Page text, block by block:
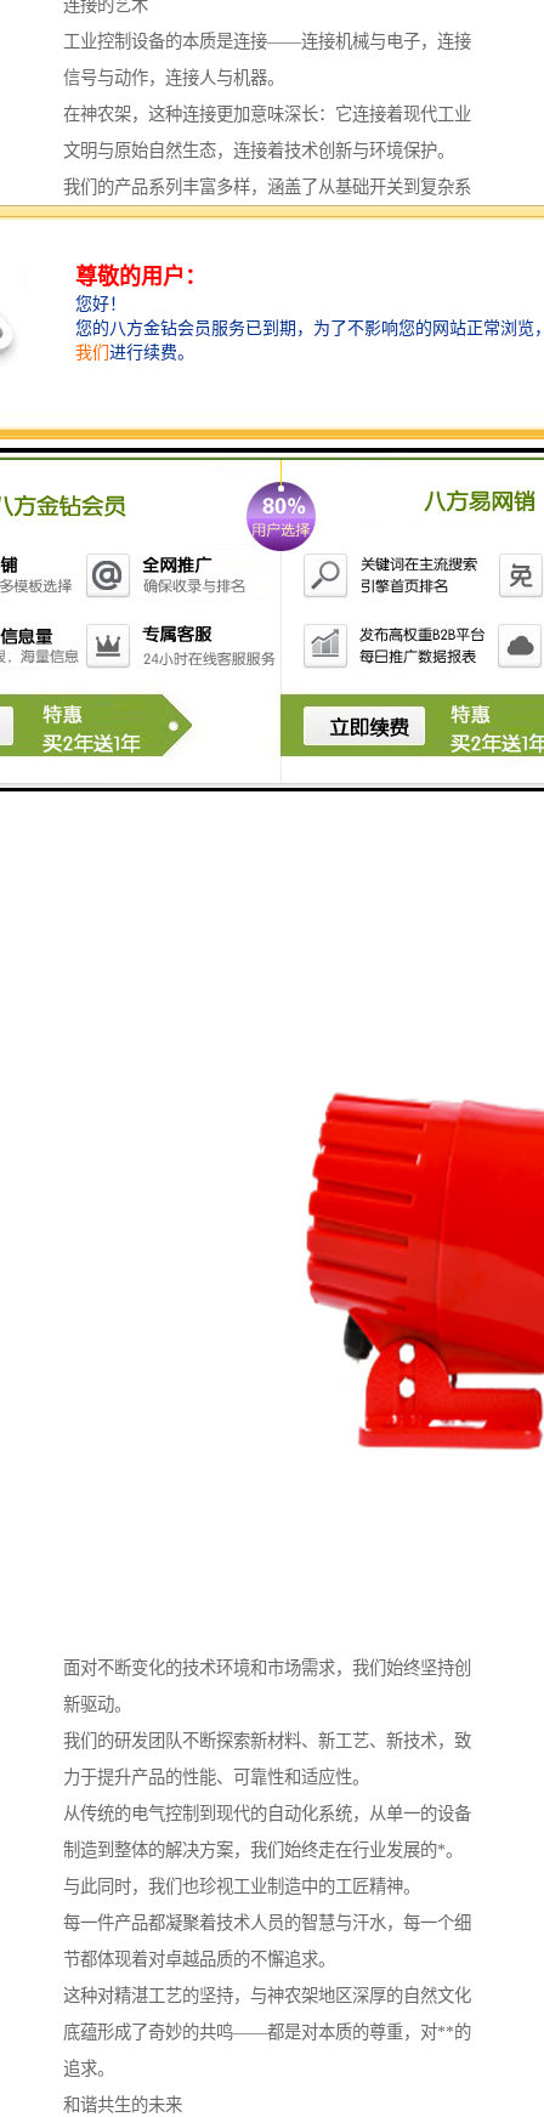
连接的艺术
工业控制设备的本质是连接——连接机械与电子，连接
信号与动作，连接人与机器。
在神农架，这种连接更加意味深长：它连接着现代工业
文明与原始自然生态，连接着技术创新与环境保护。
我们的产品系列丰富多样，涵盖了从基础开关到复杂系
统的多个层面。
无论是用于位置检测的各类开关，还是用于速度监测的
精密仪器，或是用于物料控制的传感设备，都在各自的
岗位上发挥着连接与协调的作用。
业过程变得可控、可视、可优化。
特别值得一提的是，在自然保护与工业发展的平衡中，
我们的设备扮演着微妙而重要的角色。
通过精准的监测和控制，可以帮助减少资源浪费、降低
能耗、预防事故，从而在推动发展的同时，较大限度地
保护神农架珍贵的生态环境。
创新与传承
面对不断变化的技术环境和市场需求，我们始终坚持创
新驱动。
我们的研发团队不断探索新材料、新工艺、新技术，致
力于提升产品的性能、可靠性和适应性。
从传统的电气控制到现代的自动化系统，从单一的设备
制造到整体的解决方案，我们始终走在行业发展的*。
与此同时，我们也珍视工业制造中的工匠精神。
每一件产品都凝聚着技术人员的智慧与汗水，每一个细
节都体现着对卓越品质的不懈追求。
这种对精湛工艺的坚持，与神农架地区深厚的自然文化
底蕴形成了奇妙的共鸣——都是对本质的尊重，对**的
追求。
和谐共生的未来